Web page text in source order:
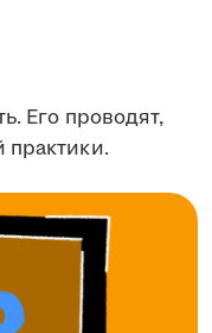
Его проводят,